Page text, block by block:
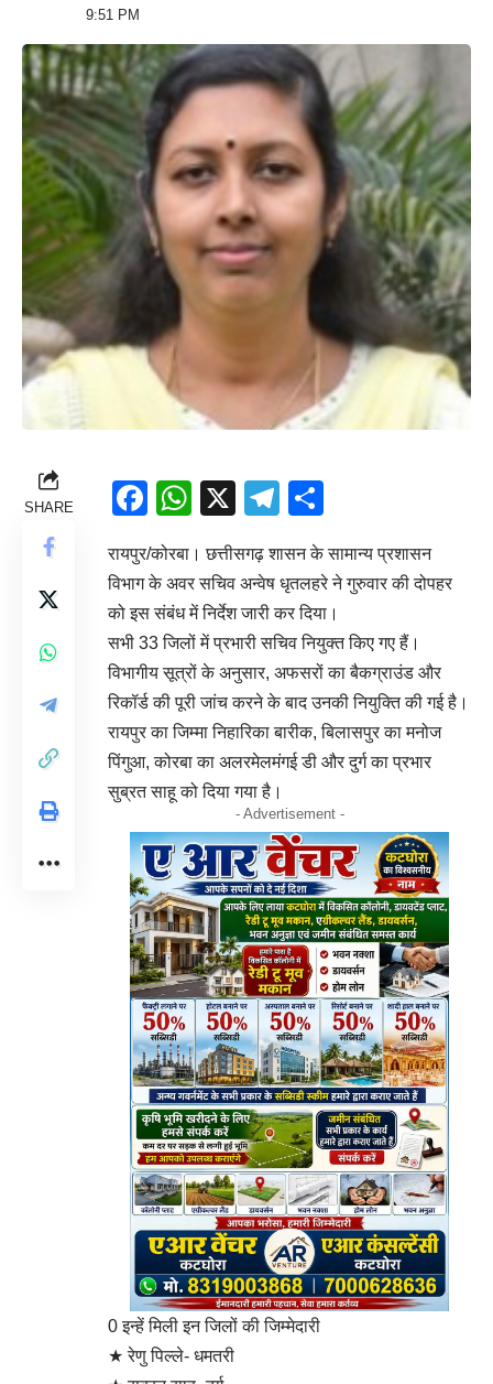
9:51 PM
SHARE Facebook
WhatsApp
X Telegram
रायपुर/कोरबा। छत्तीसगढ़ शासन के सामान्य प्रशासन
विभाग के अवर सचिव अन्वेष धृतलहरे ने गुरुवार की दोपहर
को इस संबंध में निर्देश जारी कर दिया।
सभी 33 जिलों में प्रभारी सचिव नियुक्त किए गए हैं।
विभागीय सूत्रों के अनुसार, अफसरों का बैकग्राउंड और
रिकॉर्ड की पूरी जांच करने के बाद उनकी नियुक्ति की गई है।
रायपुर का जिम्मा निहारिका बारीक, बिलासपुर का मनोज
पिंगुआ, कोरबा का अलरमेलमंगई डी और दुर्ग का प्रभार
सुब्रत साहू को दिया गया है।
- Advertisement -
0 इन्हें मिली इन जिलों की जिम्मेदारी
★ रेणु पिल्ले- धमतरी